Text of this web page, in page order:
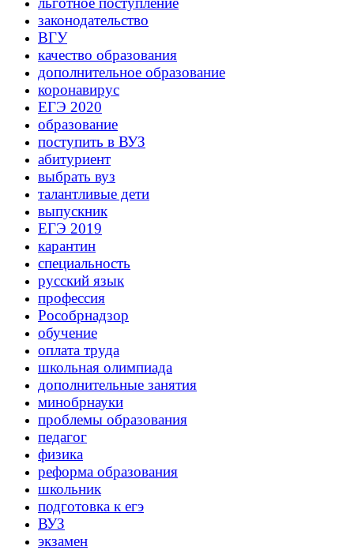
законодательство
ВГУ
качество образования
дополнительное образование
коронавирус
ЕГЭ 2020
образование
поступить в ВУЗ
абитуриент
выбрать вуз
талантливые дети
выпускник
ЕГЭ 2019
карантин
специальность
русский язык
профессия
Рособрнадзор
обучение
оплата труда
школьная олимпиада
дополнительные занятия
минобрнауки
проблемы образования
педагог
физика
реформа образования
школьник
подготовка к егэ
ВУЗ
экзамен